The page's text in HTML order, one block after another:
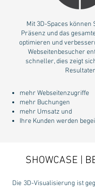
Mit 3D-Spaces können
Präsenz und das
optimieren und
Webseitenbesucher
schneller, dies zeigt
mehr Webseitenzugriffe
mehr Buchungen
mehr Umsatz und
Ihre Kunden werden
SHOWCASE |
Die 3D-Visualisierung ist